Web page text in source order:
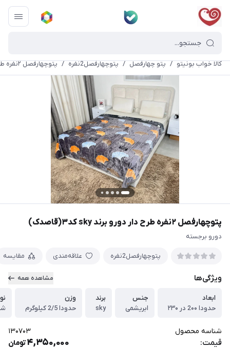
کالا خواب بونیتو / پتو چهارفصل / پتوچهارفصل2نفره / پتو‌چهارفصل ۲نفره طرح دار دورو برند sky کد۳(قاصدک)
پتو‌چهارفصل ۲نفره طرح دار دورو برند sky کد۳(قاصدک)
دورو برجسته
پتوچهارفصل2نفره علاقه‌مندی مقایسه
ویژگی‌ها مشاهده همه
ابعاد
حدودا 2۰۰ در ۲۳۰
جنس
ابریشمی
برند
sky
وزن
حدودا 2/5 کیلوگرم
شناسه محصول 130703
قیمت: 4,350,000تومان